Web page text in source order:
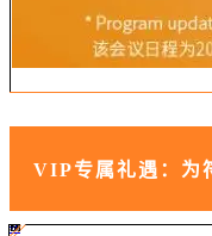
VIP专属礼遇：为
#ff8124 #2ab692
#2ab692 #
ff8124;box-sizing:border-box;">